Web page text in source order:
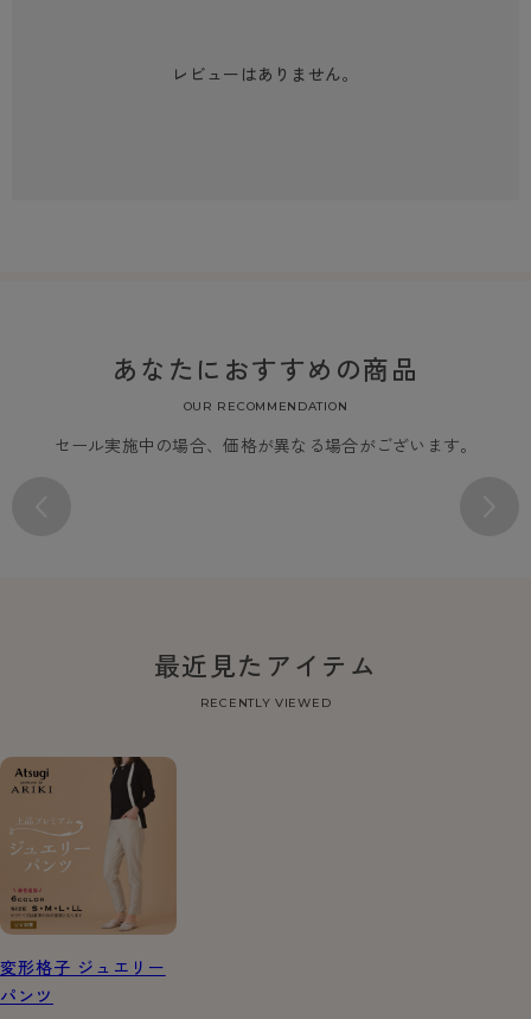
レビューはありません。
あなたにおすすめの商品
OUR RECOMMENDATION
セール実施中の場合、価格が異なる場合がございます。
最近見たアイテム
RECENTLY VIEWED
変形格子 ジュエリー
パンツ